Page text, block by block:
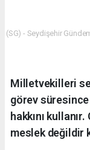
(SG) - Seydişehir
Milletvekilleri
görev
hakkını
meslek değildir